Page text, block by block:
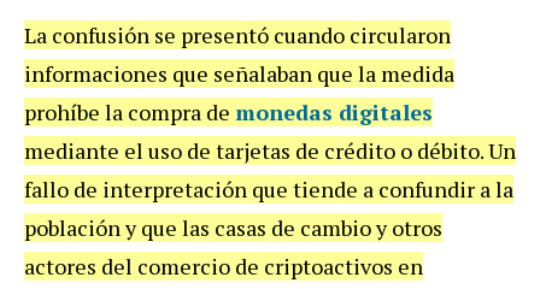
La confusión se presentó cuando circularon
informaciones que señalaban que la medida
prohíbe la compra de monedas digitales
mediante el uso de tarjetas de crédito o débito. Un
fallo de interpretación que tiende a confundir a la
población y que las casas de cambio y otros
actores del comercio de criptoactivos en